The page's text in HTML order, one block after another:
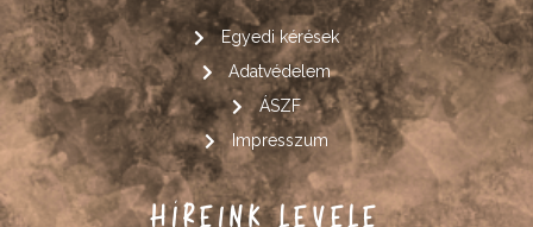
Egyedi kérések
Adatvédelem
ÁSZF
Impresszum
HÍREINK LEVELE